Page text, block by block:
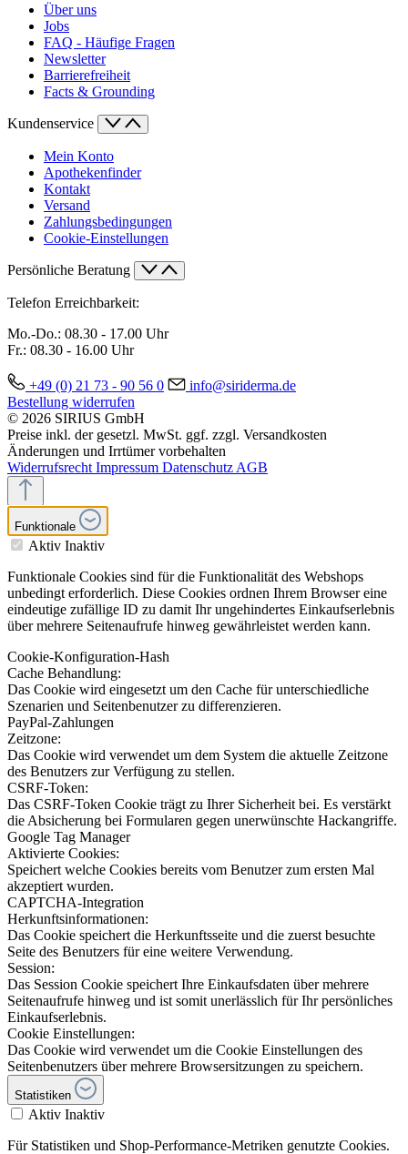
Über uns
Jobs
FAQ - Häufige Fragen
Newsletter
Barrierefreiheit
Facts & Grounding
Kundenservice
Mein Konto
Apothekenfinder
Kontakt
Versand
Zahlungsbedingungen
Cookie-Einstellungen
Persönliche Beratung
Telefon Erreichbarkeit:
Mo.-Do.: 08.30 - 17.00 Uhr
Fr.: 08.30 - 16.00 Uhr
+49 (0) 21 73 - 90 56 0
info@siriderma.de
Bestellung widerrufen
© 2026 SIRIUS GmbH
Preise inkl. der gesetzl. MwSt. ggf. zzgl. Versandkosten
Änderungen und Irrtümer vorbehalten
Widerrufsrecht Impressum Datenschutz AGB
Funktionale
Aktiv Inaktiv
Funktionale Cookies sind für die Funktionalität des Webshops
unbedingt erforderlich. Diese Cookies ordnen Ihrem Browser eine
eindeutige zufällige ID zu damit Ihr ungehindertes Einkaufserlebnis
über mehrere Seitenaufrufe hinweg gewährleistet werden kann.
Cookie-Konfiguration-Hash
Cache Behandlung:
Das Cookie wird eingesetzt um den Cache für unterschiedliche
Szenarien und Seitenbenutzer zu differenzieren.
PayPal-Zahlungen
Zeitzone:
Das Cookie wird verwendet um dem System die aktuelle Zeitzone
des Benutzers zur Verfügung zu stellen.
CSRF-Token:
Das CSRF-Token Cookie trägt zu Ihrer Sicherheit bei. Es verstärkt
die Absicherung bei Formularen gegen unerwünschte Hackangriffe.
Google Tag Manager
Aktivierte Cookies:
Speichert welche Cookies bereits vom Benutzer zum ersten Mal
akzeptiert wurden.
CAPTCHA-Integration
Herkunftsinformationen:
Das Cookie speichert die Herkunftsseite und die zuerst besuchte
Seite des Benutzers für eine weitere Verwendung.
Session:
Das Session Cookie speichert Ihre Einkaufsdaten über mehrere
Seitenaufrufe hinweg und ist somit unerlässlich für Ihr persönliches
Einkaufserlebnis.
Cookie Einstellungen:
Das Cookie wird verwendet um die Cookie Einstellungen des
Seitenbenutzers über mehrere Browsersitzungen zu speichern.
Statistiken
Aktiv Inaktiv
Für Statistiken und Shop-Performance-Metriken genutzte Cookies.